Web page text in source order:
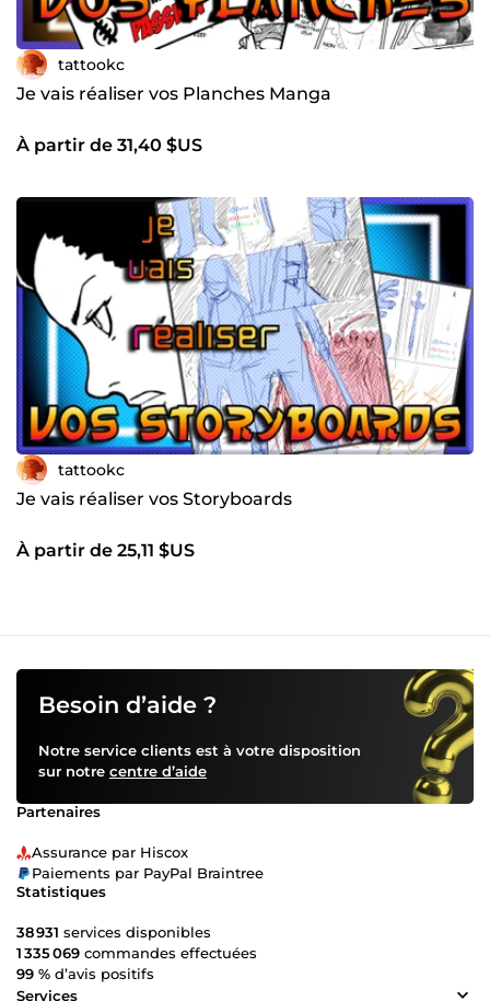
tattookc
Je vais réaliser vos Planches Manga
À partir de 31,40 $US
tattookc
Je vais réaliser vos Storyboards
À partir de 25,11 $US
Besoin d’aide ?
Notre service clients est à votre disposition
sur notre centre d’aide
Partenaires
Assurance par Hiscox
Paiements par PayPal Braintree
Statistiques
38 931 services disponibles
1 335 069 commandes effectuées
99 % d’avis positifs
Services